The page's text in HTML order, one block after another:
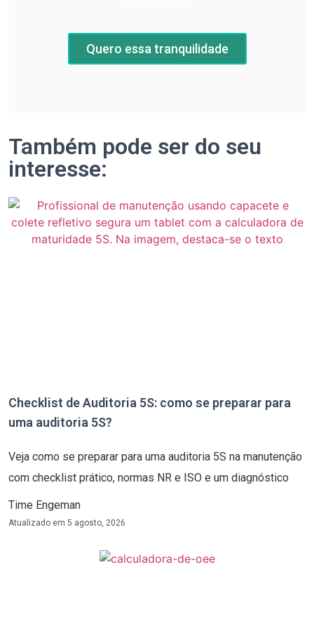
Quero essa tranquilidade
Também pode ser do seu
interesse:
Checklist de Auditoria 5S: como se preparar para
uma auditoria 5S?
Veja como se preparar para uma auditoria 5S na manutenção
com checklist prático, normas NR e ISO e um diagnóstico
Time Engeman
Atualizado em 5 agosto, 2026